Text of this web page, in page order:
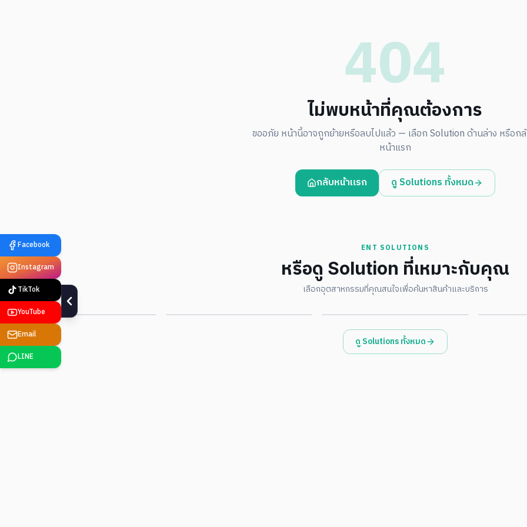
404
ไม่พบหน้าที่คุณต้องการ
ขออภัย หน้านี้อาจถูกย้ายหรือลบไปแล้ว — เลือก Solution ด้านล่าง หรือก
หน้าแรก
กลับหน้าแรก ดู Solutions ทั้งหมด
ENT SOLUTIONS
หรือดู Solution ที่เหมาะกับคุณ
เลือกอุตสาหกรรมที่คุณสนใจเพื่อค้นหาสินค้าและบริการ
Smart Factory
ดูรายละเอียด
Environmental · ESG
ดู Solutions ทั้งหมด
Facebook
Instagram
TikTok
YouTube
Email
LINE